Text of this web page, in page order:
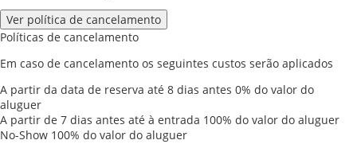
Ver política de cancelamento
Políticas de cancelamento
Em caso de cancelamento os seguintes custos serão aplicados
A partir da data de reserva até 8 dias antes 0% do valor do
aluguer
A partir de 7 dias antes até à entrada 100% do valor do aluguer
No-Show 100% do valor do aluguer